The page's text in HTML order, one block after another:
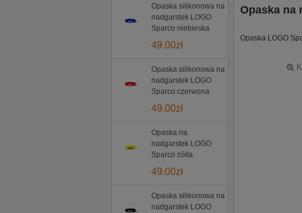
Opaska silikonowa na
nadgarstek LOGO
Sparco niebieska
49.00zł
Opaska silikonowa na
nadgarstek LOGO
Sparco czerwona
49.00zł
Opaska na
nadgarstek LOGO
Sparco żółta
49.00zł
Opaska silikonowa na
nadgarstek LOGO
Opaska na
Opaska LOGO